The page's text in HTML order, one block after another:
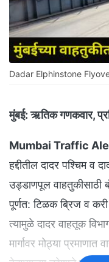
Dadar Elphinstone
मुंबई: ऋतिक गणकवार,
Mumbai Traffic
हद्दीतील दादर पश्चिम व
उड्डाणपूल
पूर्णत: टिळक ब्रिज व
त्यामुळे दादर वाहतूक
मार्गावर मोठ्या